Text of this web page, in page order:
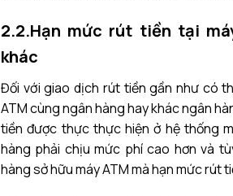
2.2.Hạn mức rút tiền tại
khác
Đối với giao dịch rút tiền gần như có
ATM cùng ngân hàng hay khác ngân
tiền được thực thực hiện ở hệ thống
hàng phải chịu mức phí cao hơn và
hàng sở hữu máy ATM mà hạn mức rút